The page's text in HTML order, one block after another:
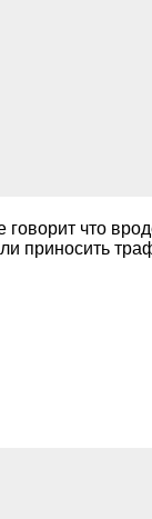
что
приносить